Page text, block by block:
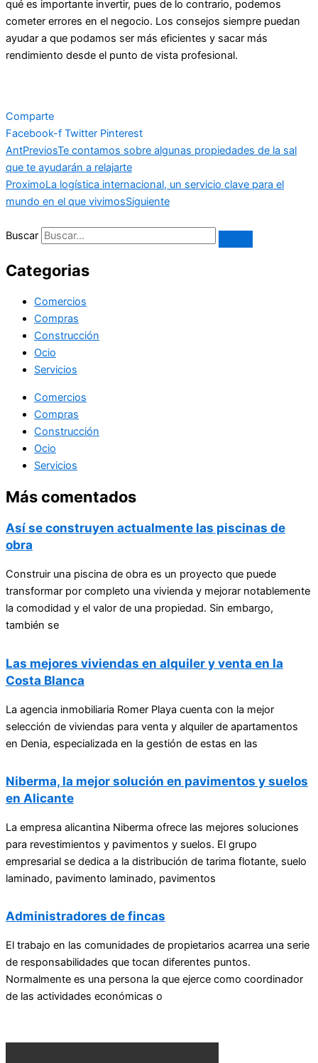
qué es importante invertir, pues de lo contrario, podemos
cometer errores en el negocio. Los consejos siempre puedan
ayudar a que podamos ser más eficientes y sacar más
rendimiento desde el punto de vista profesional.
Comparte
Facebook-f Twitter Pinterest
AntPreviosTe contamos sobre algunas propiedades de la sal
que te ayudarán a relajarte
ProximoLa logística internacional, un servicio clave para el
mundo en el que vivimosSiguiente
Buscar
Categorias
Comercios
Compras
Construcción
Ocio
Servicios
Comercios
Compras
Construcción
Ocio
Servicios
Más comentados
Así se construyen actualmente las piscinas de
obra
Construir una piscina de obra es un proyecto que puede
transformar por completo una vivienda y mejorar notablemente
la comodidad y el valor de una propiedad. Sin embargo,
también se
Las mejores viviendas en alquiler y venta en la
Costa Blanca
La agencia inmobiliaria Romer Playa cuenta con la mejor
selección de viviendas para venta y alquiler de apartamentos
en Denia, especializada en la gestión de estas en las
Niberma, la mejor solución en pavimentos y suelos
en Alicante
La empresa alicantina Niberma ofrece las mejores soluciones
para revestimientos y pavimentos y suelos. El grupo
empresarial se dedica a la distribución de tarima flotante, suelo
laminado, pavimento laminado, pavimentos
Administradores de fincas
El trabajo en las comunidades de propietarios acarrea una serie
de responsabilidades que tocan diferentes puntos.
Normalmente es una persona la que ejerce como coordinador
de las actividades económicas o